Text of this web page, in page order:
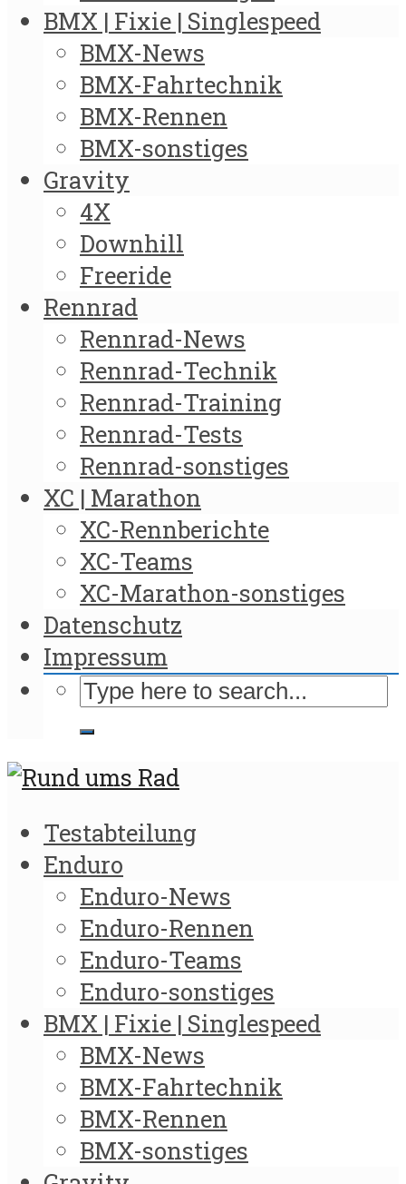
BMX | Fixie | Singlespeed
BMX-News
BMX-Fahrtechnik
BMX-Rennen
BMX-sonstiges
Gravity
4X
Downhill
Freeride
Rennrad
Rennrad-News
Rennrad-Technik
Rennrad-Training
Rennrad-Tests
Rennrad-sonstiges
XC | Marathon
XC-Rennberichte
XC-Teams
XC-Marathon-sonstiges
Datenschutz
Impressum
Testabteilung
Enduro
Enduro-News
Enduro-Rennen
Enduro-Teams
Enduro-sonstiges
BMX | Fixie | Singlespeed
BMX-News
BMX-Fahrtechnik
BMX-Rennen
BMX-sonstiges